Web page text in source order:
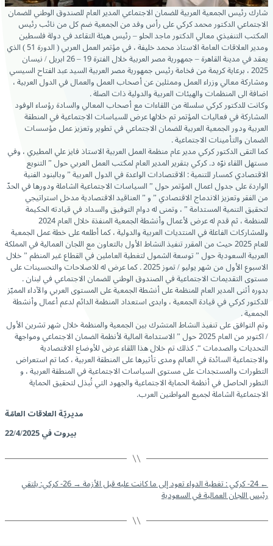
شارك رئيس الجمعية العربية للضمان الاجتماعي المدير العام للصندوق الوطني للضمان
الاجتماعي الدكتور محمد كركي على رأس وفد من الجمعية ضم كل من نائب رئيس
المكتب التنفيذي معالي الدكتور ماجد الحلو – رئيس هيئة التقاعد في دولة فلسطين
ومدير العلاقات العامة الاستاذ محمد خليفة ، في مؤتمر العمل العربي ( الدورة 51 ) الذي
يعقد في مدينة القاهرة – جمهورية مصر العربية خلال الفترة 19 – 26 ابريل / نيسان
2025 ، برعاية كريمة من فخامة رئيس جمهورية مصر العربية السيد عبد الفتاح السيسي
ومشاركة معالي وزراء العمل وممثلين عن أصحاب العمل والعمال في الدول العربية ،
اضافة الى المنظمات والهيئات العربية والدولية ذات الصلة .
وكانت للدكتور كركي سلسلة من اللقاءات مع أصحاب المعالي والسادة رؤساء الوفود
المشاركة في فعاليات المؤتمر تم خلالها عرض للسياسات الاجتماعية في المنطقة
العربية ودور الجمعية العربية للضمان الاجتماعي في تطوير وتعزيز عمل مؤسسات
الضمان والتأمينات الاجتماعية .
كما التقى الدكتور كركي مدير عام منظمة العمل العربية الاستاذ فايز علي المطيري ، وفي
مستهل اللقاء نوّه د. كركي بتقرير المدير العام لمكتب العمل العربي حول ” التنويع
الاقتصادي كمسار للتنمية : الاقتصادات الواعدة في الدول العربية ” وبالبنود الفنية
الواردة على جدول اعمال المؤتمر حول ” السياسات الاجتماعية الشاملة ودورها في الحدّ
من الفقر وتعزيز الاندماج الاقتصادي ” و ” العناقيد الاقتصادية مدخل استراتيجي
لتحقيق التنمية المستدامة ” ، وتمنى له دوام التوفيق والسداد في قيادته الحكيمة
للمنظمة ، ثم قدم له عرض لأعمال وأنشطة الجمعية المنفذة خلال العام 2024
وللمشاركات الفاعلة في المنتديات العربية والدولية ، كما أطلعه على خطة عمل الجمعية
للعام 2025 حيث من المقرر تنفيذ النشاط الأول بالتعاون مع اللجان العمالية في المملكة
العربية السعودية حول ” توسعة الشمول لتغطية العاملين في القطاع غير المنظم ” خلال
الاسبوع الأول من شهر يوليو / تموز 2025 . كما عرض له للاصلاحات والتحسينات على
مستوى التقديمات الاجتماعية في الصندوق الوطني للضمان الاجتماعي في لبنان .
بدوره أثنى المدير العام للمنظمة على أنشطة الجمعية على المستوى العربي والآداء المميّز
للدكتور كركي في قيادة الجمعية ، وابدى استعداد المنظمة الدائم لدعم أعمال وأنشطة
الجمعية .
وتم التوافق على تنفيذ النشاط المتشرك بين الجمعية والمنظمة خلال شهر تشرين الأول
/ اكتوبر من العام 2025 حول ” الاستدامة المالية لأنظمة الضمان الاجتماعي ومواجهة
التحديات والصدمات “. كذلك تم خلال هذا اللقاء عرض للأوضاع الاقتصادية
والاجتماعية السائدة في العالم ومدى تأثيرها على المنطقة العربية ، كما تم استعراض
التطورات والمستجدات على مستوى السياسات الاجتماعية في المنطقة العربية ، و
التطور الحاصل في أنظمة الحماية الاجتماعية والجهود التي تُبذل لتحقيق الحماية
الاجتماعية الشاملة لجميع المواطنين العرب.
مديريّة العلاقات العامّة
بيروت في 22/4/2025
←24- كركي : تغطية الدواء تعود إلى ما كانت عليه قبل الأزمة → 26- كركي: يلتقي
رئيس اللجان العمالية في السعودية